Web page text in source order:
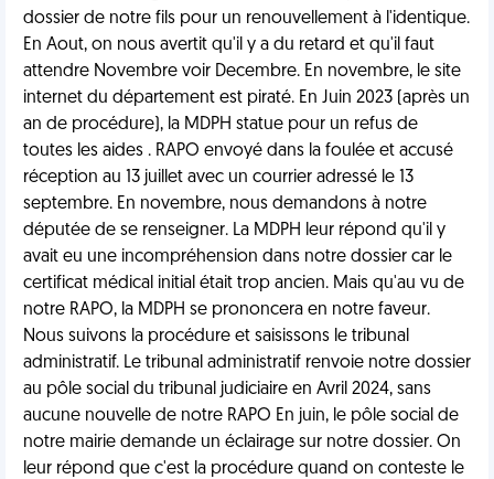
dossier de notre fils pour un renouvellement à l'identique.
En Aout, on nous avertit qu'il y a du retard et qu'il faut
attendre Novembre voir Decembre. En novembre, le site
internet du département est piraté. En Juin 2023 (après un
an de procédure), la MDPH statue pour un refus de
toutes les aides . RAPO envoyé dans la foulée et accusé
réception au 13 juillet avec un courrier adressé le 13
septembre. En novembre, nous demandons à notre
députée de se renseigner. La MDPH leur répond qu'il y
avait eu une incompréhension dans notre dossier car le
certificat médical initial était trop ancien. Mais qu'au vu de
notre RAPO, la MDPH se prononcera en notre faveur.
Nous suivons la procédure et saisissons le tribunal
administratif. Le tribunal administratif renvoie notre dossier
au pôle social du tribunal judiciaire en Avril 2024, sans
aucune nouvelle de notre RAPO En juin, le pôle social de
notre mairie demande un éclairage sur notre dossier. On
leur répond que c'est la procédure quand on conteste le